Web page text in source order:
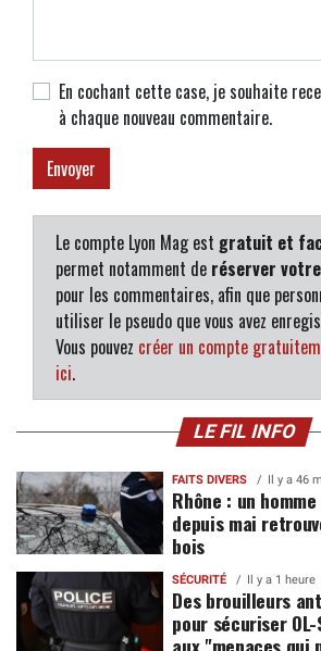
En cochant cette case, je souhaite
à chaque nouveau commentaire.
Le compte Lyon Mag est gratuit et
permet notamment de réserver
pour les commentaires, afin que
utiliser le pseudo que vous avez
Vous pouvez créer un compte
ici.
LE FIL INFO
FAITS DIVERS Il y a 46
Rhône : un
depuis mai
bois
SÉCURITÉ Il y a 1 heure
Des brouilleurs
pour sécuriser